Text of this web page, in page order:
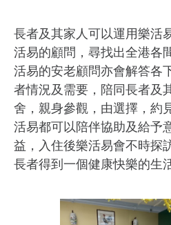
長者及其家人可以運用樂活
活易的顧問，尋找出全港各
活易的安老顧問亦會解答各
者情況及需要，陪同長者及
舍，親身參觀，由選擇，約
活易都可以陪伴協助及給予
益，入住後樂活易會不時探
長者得到一個健康快樂的生